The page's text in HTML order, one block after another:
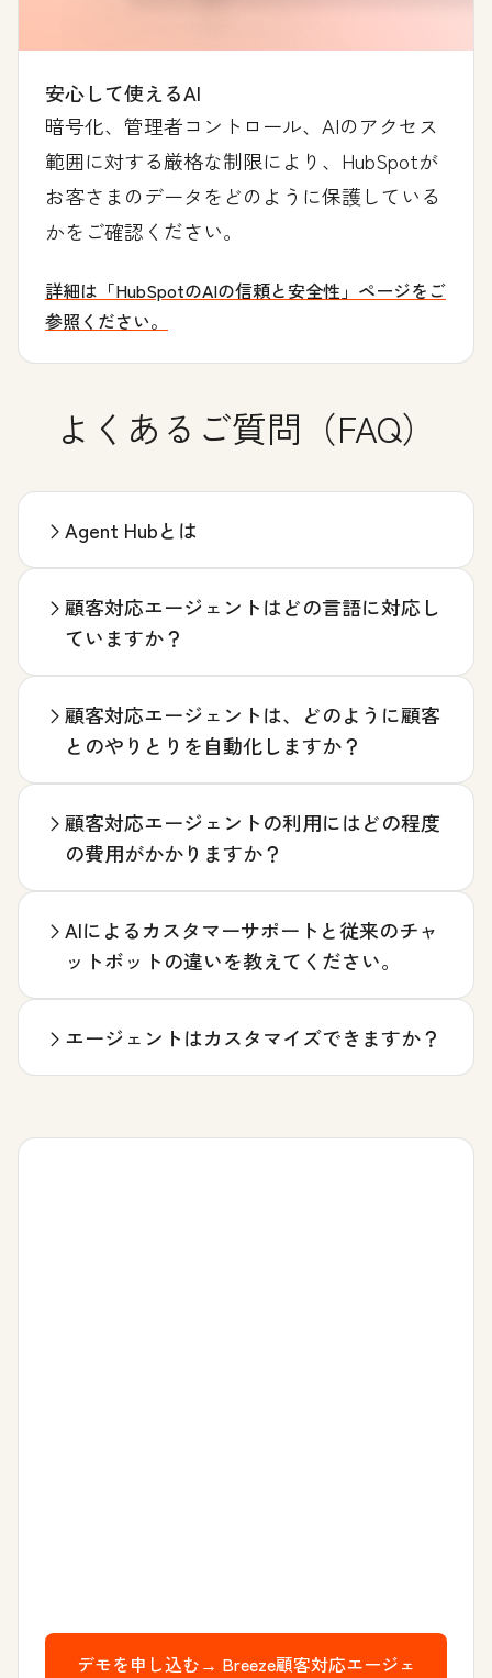
安心して使えるAI
暗号化、管理者コントロール、AIのアクセス
範囲に対する厳格な制限により、HubSpotが
お客さまのデータをどのように保護している
かをご確認ください。
詳細は「HubSpotのAIの信頼と安全性」ページをご
参照ください。
よくあるご質問（FAQ）
Agent Hubとは
顧客対応エージェントはどの言語に対応し
ていますか？
顧客対応エージェントは、どのように顧客
とのやりとりを自動化しますか？
顧客対応エージェントの利用にはどの程度
の費用がかかりますか？
AIによるカスタマーサポートと従来のチャ
ットボットの違いを教えてください。
エージェントはカスタマイズできますか？
デモを申し込む→ Breeze顧客対応エージェ